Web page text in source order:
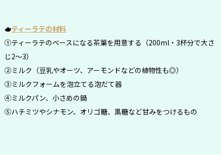
🫖ティーラテの材料
①ティーラテのベースになる茶葉を用意する（200ml・3杯分で大さ
じ2～3）
②ミルク（豆乳やオーツ、アーモンドなどの植物性も◎）
③ミルクフォームを泡立てる泡だて器
④ミルクパン、小さめの鍋
⑤ハチミツやシナモン、オリゴ糖、黒糖など甘みをつけるもの